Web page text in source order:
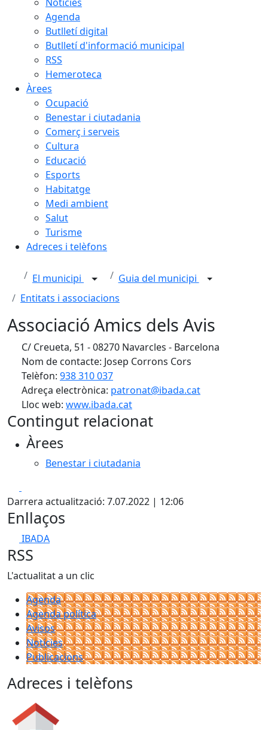
Agenda
Butlletí digital
Butlletí d'informació municipal
RSS
Hemeroteca
Àrees
Ocupació
Benestar i ciutadania
Comerç i serveis
Cultura
Educació
Esports
Habitatge
Medi ambient
Salut
Turisme
Adreces i telèfons
El municipi
Guia del municipi
Entitats i associacions
Associació Amics dels Avis
C/ Creueta, 51 - 08270 Navarcles - Barcelona
Nom de contacte: Josep Corrons Cors
Telèfon: 938 310 037
Adreça electrònica: patronat@ibada.cat
Lloc web: www.ibada.cat
Contingut relacionat
Àrees
Benestar i ciutadania
Darrera actualització: 7.07.2022 | 12:06
Enllaços
IBADA
RSS
L'actualitat a un clic
Agenda
Agenda política
Avisos
Notícies
Publicacions
Adreces i telèfons